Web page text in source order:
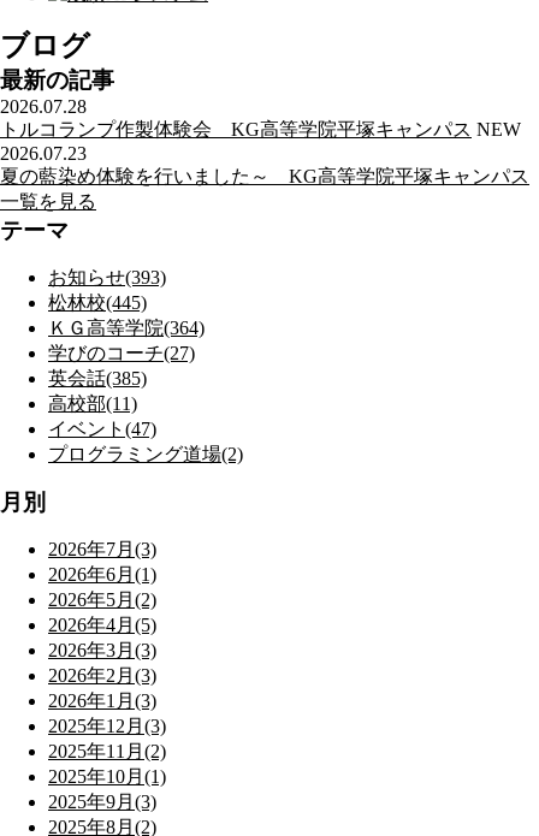
ブログ
最新の記事
2026.07.28
トルコランプ作製体験会 KG高等学院平塚キャンパス NEW
2026.07.23
夏の藍染め体験を行いました～ KG高等学院平塚キャンパス
一覧を見る
テーマ
お知らせ(393)
松林校(445)
ＫＧ高等学院(364)
学びのコーチ(27)
英会話(385)
高校部(11)
イベント(47)
プログラミング道場(2)
月別
2026年7月(3)
2026年6月(1)
2026年5月(2)
2026年4月(5)
2026年3月(3)
2026年2月(3)
2026年1月(3)
2025年12月(3)
2025年11月(2)
2025年10月(1)
2025年9月(3)
2025年8月(2)